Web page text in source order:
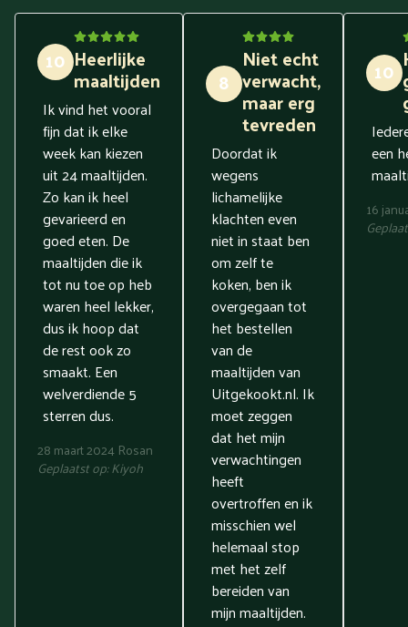
10 Heerlijke
maaltijden
Ik vind het vooral
fijn dat ik elke
week kan kiezen
uit 24 maaltijden.
Zo kan ik heel
gevarieerd en
goed eten. De
maaltijden die ik
tot nu toe op heb
waren heel lekker,
dus ik hoop dat
de rest ook zo
smaakt. Een
welverdiende 5
sterren dus.
28 maart 2024 Rosan
Geplaatst op:Kiyoh
8
Niet echt
verwacht,
maar erg
tevreden
Doordat ik
wegens
lichamelijke
klachten even
niet in staat ben
om zelf te
koken, ben ik
overgegaan tot
het bestellen
van de
maaltijden van
Uitgekookt.nl. Ik
moet zeggen
dat het mijn
verwachtingen
heeft
overtroffen en ik
misschien wel
helemaal stop
met het zelf
bereiden van
mijn maaltijden.
10
een
16